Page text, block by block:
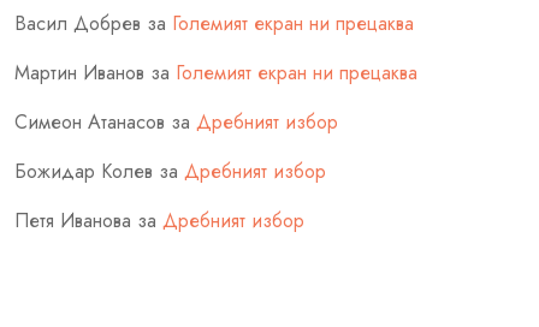
Васил Добрев за Големият екран ни прецаква
Мартин Иванов за Големият екран ни прецаква
Симеон Атанасов за Дребният избор
Божидар Колев за Дребният избор
Петя Иванова за Дребният избор